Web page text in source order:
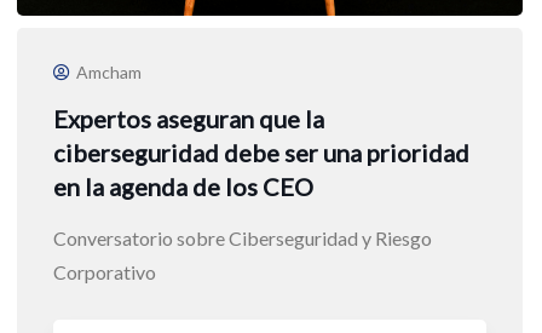
Amcham
Expertos aseguran que la
ciberseguridad debe ser una prioridad
en la agenda de los CEO
Conversatorio sobre Ciberseguridad y Riesgo
Corporativo